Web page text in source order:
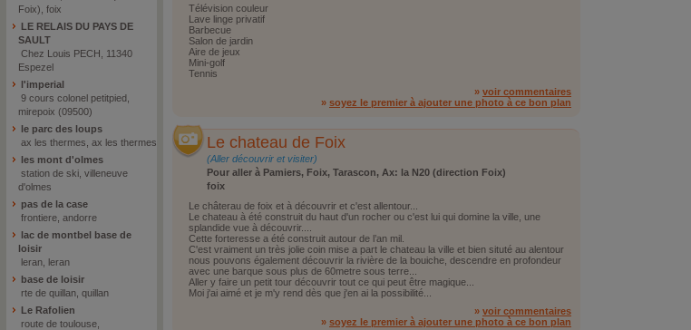
Foix), foix
LE RELAIS DU PAYS DE
SAULT
Chez Louis PECH, 11340
Espezel
l'imperial
9 cours colonel petitpied,
mirepoix (09500)
le parc des loups
ax les thermes, ax les thermes
les mont d'olmes
station de ski, villeneuve
d'olmes
pas de la case
frontiere, andorre
lac de montbel base de
loisir
leran, leran
base de loisir
rte de quillan, quillan
Le Rafolien
route de toulouse,
Télévision couleur
Lave linge privatif
Barbecue
Salon de jardin
Aire de jeux
Mini-golf
Tennis
» voir commentaires
» soyez le premier à ajouter une photo à ce bon plan
Le chateau de Foix
(Aller découvrir et visiter)
Pour aller à Pamiers, Foix, Tarascon, Ax: la N20 (direction Foix)
foix
Le châterau de foix et à découvrir et c'est allentour...
Le chateau à été construit du haut d'un rocher ou c'est lui qui domine la ville, une
splandide vue à découvrir....
Cette forteresse a été construit autour de l’an mil.
C'est vraiment un très jolie coin mise a part le chateau la ville et bien situté au alentour
nous pouvons également découvrir la rivière de la bouiche, descendre en profondeur
avec une barque sous plus de 60metre sous terre...
Aller y faire un petit tour découvrir tout ce qui peut être magique...
Moi j'ai aimé et je m'y rend dès que j'en ai la possibilité...
» voir commentaires
» soyez le premier à ajouter une photo à ce bon plan